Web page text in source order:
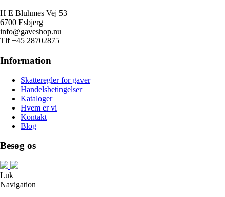
H E Bluhmes Vej 53
6700 Esbjerg
info@gaveshop.nu
Tlf +45 28702875
Information
Skatteregler for gaver
Handelsbetingelser
Kataloger
Hvem er vi
Kontakt
Blog
Besøg os
Luk
Navigation